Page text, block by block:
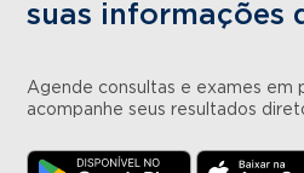
suas informações
Agende consultas e exames em
acompanhe seus resultados